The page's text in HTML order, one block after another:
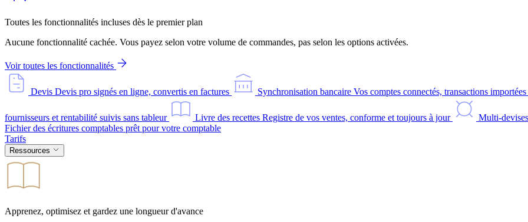
Toutes les fonctionnalités incluses dès le premier plan
Aucune fonctionnalité cachée. Vous payez selon votre volume de commandes, pas selon les options activées.
Voir toutes les fonctionnalités
Devis Devis pro signés en ligne, convertis en factures Synchronisation bancaire Vos comptes connectés, transactions
fournisseurs et rentabilité suivis sans tableur Livre des recettes Registre de vos ventes, conforme et toujours à jour Multi-devises
Fichier des écritures comptables prêt pour votre comptable
Tarifs
Ressources
Apprenez, optimisez et gardez une longueur d'avance